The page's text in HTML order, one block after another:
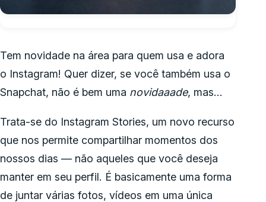
Tem novidade na área para quem usa e adora
o Instagram! Quer dizer, se você também usa o
Snapchat, não é bem uma novidaaade, mas…
Trata-se do Instagram Stories, um novo recurso
que nos permite compartilhar momentos dos
nossos dias — não aqueles que você deseja
manter em seu perfil. É basicamente uma forma
de juntar várias fotos, vídeos em uma única